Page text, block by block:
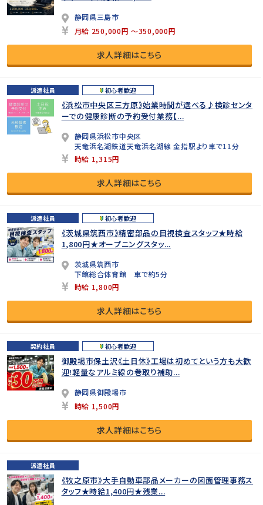
静岡県三島市
月給 250,000円 ～350,000円
求人詳細はこちら
派遣社員 初心者歓迎
《浜松市中央区三方原》始業時間が選べる♪検診センタ
ーでの健康診断の予約受付業務【...
静岡県浜松市中央区
天竜浜名湖鉄道天竜浜名湖線 金指駅より車で11分
時給 1,315円
求人詳細はこちら
派遣社員 初心者歓迎
《茨城県筑西市》精密部品の目視検査スタッフ★時給
1,800円★オープニングスタッ...
茨城県筑西市
下館総合体育館 車で約5分
時給 1,800円
求人詳細はこちら
契約社員 初心者歓迎
御殿場市保土沢《土日休》工場は初めてという方も大歓
迎!軽量なアルミ線の巻取り補助...
静岡県御殿場市
時給 1,500円
求人詳細はこちら
派遣社員
《牧之原市》大手自動車部品メーカーの図面管理事務ス
タッフ★時給1,400円★残業...